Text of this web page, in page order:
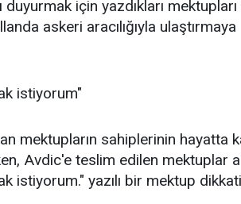
duyurmak için yazdıkları mektupları
askeri aracılığıyla ulaştırmaya
istiyorum"
mektupların sahiplerinin hayatta
Avdic'e teslim edilen mektuplar
istiyorum." yazılı bir mektup